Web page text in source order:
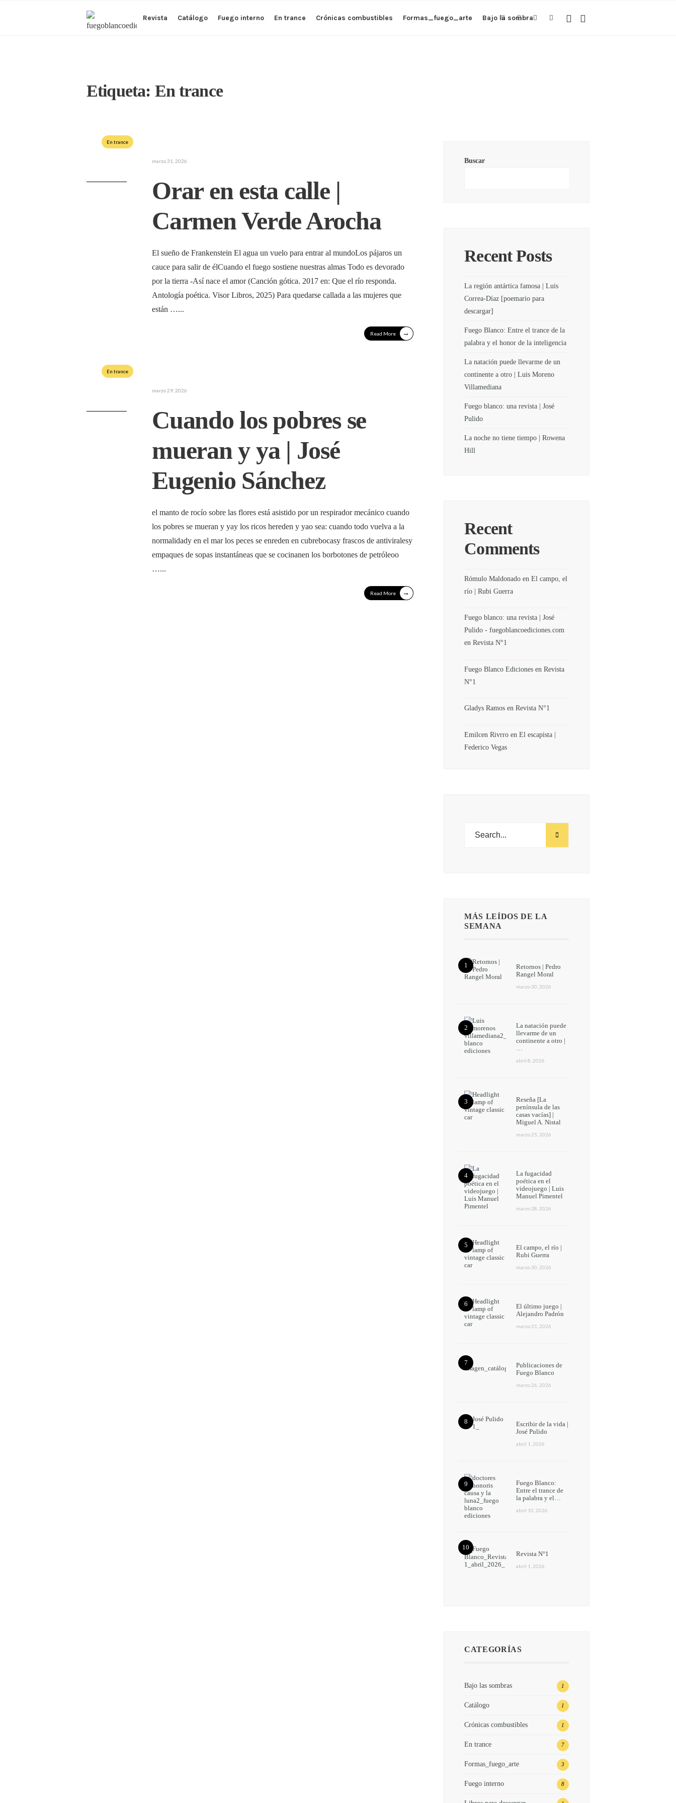
Revista Catálogo Fuego interno En trance Crónicas combustibles Formas_fuego_arte Bajo la sombra
Etiqueta: En trance
En trance
marzo 31, 2026
Orar en esta calle |
Carmen Verde Arocha
El sueño de Frankenstein El agua un vuelo para entrar al mundoLos pájaros un
cauce para salir de élCuando el fuego sostiene nuestras almas Todo es devorado
por la tierra -Así nace el amor (Canción gótica. 2017 en: Que el río responda.
Antología poética. Visor Libros, 2025) Para quedarse callada a las mujeres que
están …...
Read More →
En trance
marzo 29, 2026
Cuando los pobres se
mueran y ya | José
Eugenio Sánchez
el manto de rocío sobre las flores está asistido por un respirador mecánico cuando
los pobres se mueran y yay los ricos hereden y yao sea: cuando todo vuelva a la
normalidady en el mar los peces se enreden en cubrebocasy frascos de antiviralesy
empaques de sopas instantáneas que se cocinanen los borbotones de petróleoo
…...
Read More →
Buscar
Recent Posts
La región antártica famosa | Luis
Correa-Díaz [poemario para
descargar]
Fuego Blanco: Entre el trance de la
palabra y el honor de la inteligencia
La natación puede llevarme de un
continente a otro | Luis Moreno
Villamediana
Fuego blanco: una revista | José
Pulido
La noche no tiene tiempo | Rowena
Hill
Recent
Comments
Rómulo Maldonado enEl campo, el
río | Rubi Guerra
Fuego blanco: una revista | José
Pulido - fuegoblancoediciones.com
enRevista N°1
Fuego Blanco Ediciones enRevista
N°1
Gladys Ramos enRevista N°1
Emilcen Rivrro enEl escapista |
Federico Vegas
MÁS LEÍDOS DE LA
SEMANA
Retornos | Pedro
Rangel Moral
marzo 30, 2026
La natación puede
llevarme de un
continente a otro |
abril 8, 2026
Reseña [La
península de las
casas vacías] |
Miguel A. Nistal
marzo 25, 2026
La fugacidad
poética en el
videojuego | Luis
Manuel Pimentel
marzo 28, 2026
El campo, el río |
Rubi Guerra
marzo 30, 2026
El último juego |
Alejandro Padrón
marzo 31, 2026
Publicaciones de
Fuego Blanco
marzo 26, 2026
Escribir de la vida |
José Pulido
abril 1, 2026
Fuego Blanco:
Entre el trance de
la palabra y el…
abril 10, 2026
Revista N°1
abril 1, 2026
CATEGORÍAS
Bajo las sombras 1
Catálogo 1
Crónicas combustibles 1
En trance 7
Formas_fuego_arte 3
Fuego interno 8